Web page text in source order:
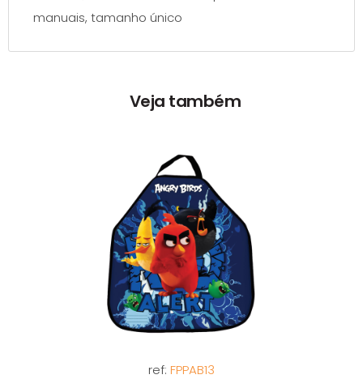
manuais, tamanho único
Veja também
ref: FPPAB13